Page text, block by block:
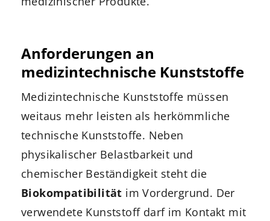
Anforderungen an
medizintechnische Kunststoffe
Medizintechnische Kunststoffe müssen
weitaus mehr leisten als herkömmliche
technische Kunststoffe. Neben
physikalischer Belastbarkeit und
chemischer Beständigkeit steht die
Biokompatibilität im Vordergrund. Der
verwendete Kunststoff darf im Kontakt mit